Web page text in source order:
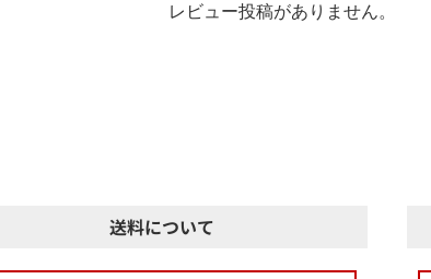
レビュー投稿がありません。
送料について